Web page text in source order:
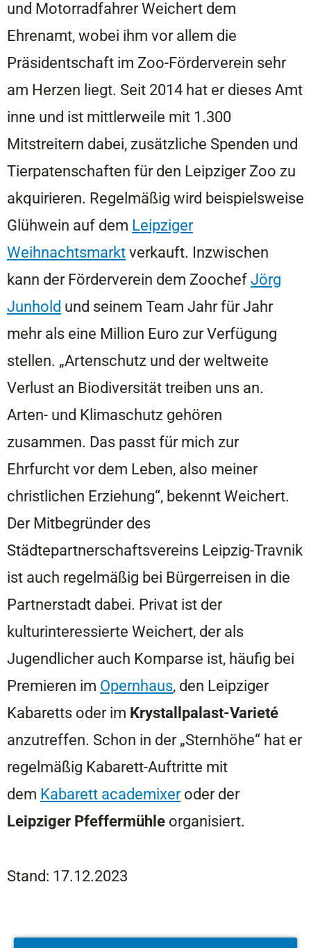
und Motorradfahrer Weichert dem
Ehrenamt, wobei ihm vor allem die
Präsidentschaft im Zoo-Förderverein sehr
am Herzen liegt. Seit 2014 hat er dieses Amt
inne und ist mittlerweile mit 1.300
Mitstreitern dabei, zusätzliche Spenden und
Tierpatenschaften für den Leipziger Zoo zu
akquirieren. Regelmäßig wird beispielsweise
Glühwein auf dem Leipziger
Weihnachtsmarktverkauft. Inzwischen
kann der Förderverein dem ZoochefJörg
Junhold und seinem Team Jahr für Jahr
mehr als eine Million Euro zur Verfügung
stellen. „Artenschutz und der weltweite
Verlust an Biodiversität treiben uns an.
Arten- und Klimaschutz gehören
zusammen. Das passt für mich zur
Ehrfurcht vor dem Leben, also meiner
christlichen Erziehung“, bekennt Weichert.
Der Mitbegründer des
Städtepartnerschaftsvereins Leipzig-Travnik
ist auch regelmäßig bei Bürgerreisen in die
Partnerstadt dabei. Privat ist der
kulturinteressierte Weichert, der als
Jugendlicher auch Komparse ist, häufig bei
Premieren im Opernhaus, den Leipziger
Kabaretts oder im Krystallpalast-Varieté
anzutreffen. Schon in der „Sternhöhe“ hat er
regelmäßig Kabarett-Auftritte mit
dem Kabarett academixeroder der
Leipziger Pfeffermühle organisiert.
Stand: 17.12.2023